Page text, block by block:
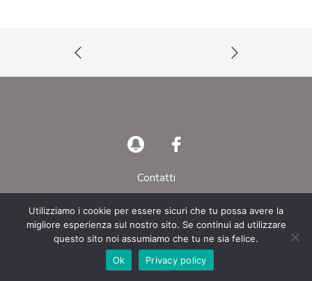
Contatti
© AIEOP – Tutti i diritti riservati
Utilizziamo i cookie per essere sicuri che tu possa avere la
migliore esperienza sul nostro sito. Se continui ad utilizzare
questo sito noi assumiamo che tu ne sia felice.
Ok
Privacy policy